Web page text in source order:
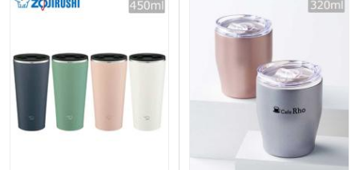
表面にはオリジナル印刷ができ、周年記
念品としても選びやすい一品です。